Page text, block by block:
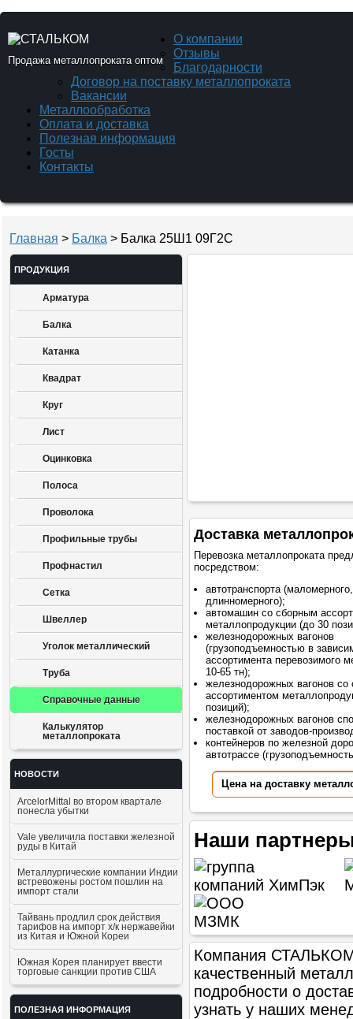
Продажа металлопроката оптом
О компании
Отзывы
Благодарности
Договор на поставку металлопроката
Вакансии
Металлообработка
Оплата и доставка
Полезная информация
Госты
Контакты
Главная > Балка > Балка 25Ш1 09Г2С
ПРОДУКЦИЯ
Арматура
Балка
Катанка
Квадрат
Круг
Лист
Оцинковка
Полоса
Проволока
Профильные трубы
Профнастил
Сетка
Швеллер
Уголок металлический
Труба
Справочные данные
Калькулятор
металлопроката
НОВОСТИ
ArcelorMittal во втором квартале
понесла убытки
Vale увеличила поставки железной
руды в Китай
Металлургические компании Индии
встревожены ростом пошлин на
импорт стали
Тайвань продлил срок действия
тарифов на импорт х/к нержавейки
из Китая и Южной Кореи
Южная Корея планирует ввести
торговые санкции против США
ПОЛЕЗНАЯ ИНФОРМАЦИЯ
Доставка
Перевозка металлопроката
посредством:
автотранспорта (маломерного,
длинномерного);
автомашин со сборным
металлопродукции (до 30
железнодорожных вагонов
(грузоподъемностью в
ассортимента перевозимого
10-65 тн);
железнодорожных вагонов со
ассортиментом
позиций);
железнодорожных вагонов
поставкой от заводов-
контейнеров по железной
автотрассе
Цена на доставку
Наши
Компания СТАЛЬКОМ
качественный
подробности о
узнать у наших